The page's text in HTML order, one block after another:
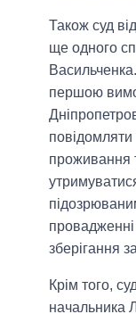
Також суд
ще одного
першою
повідомляти
проживання
зберігання
Крім того,
начальника